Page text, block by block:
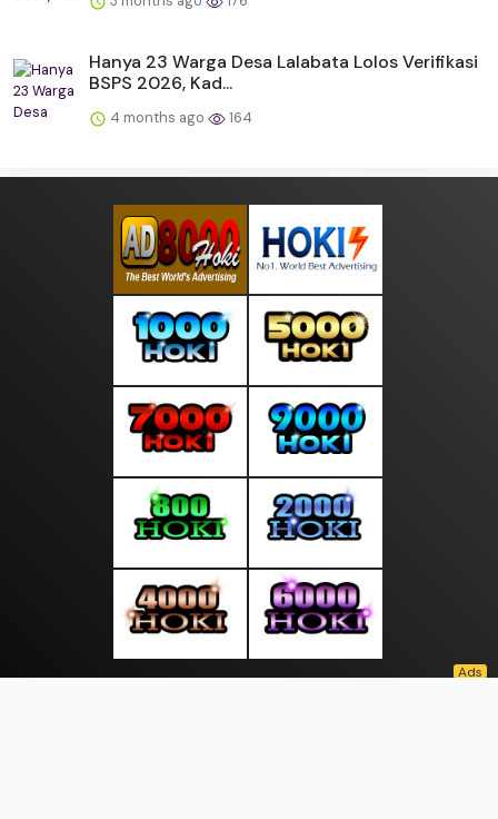
Hanya 23 Warga Desa Lalabata Lolos Verifikasi
BSPS 2026, Kad...
4 months ago 164